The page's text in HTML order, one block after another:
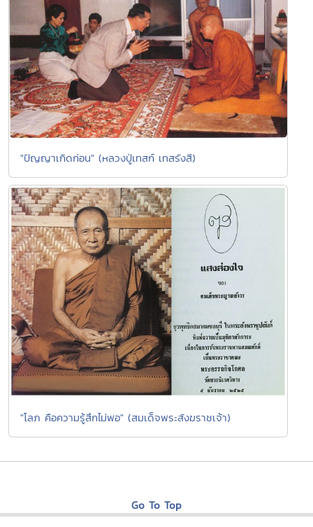
"ปัญญาเกิดก่อน" (หลวงปู่เทสก์ เทสรังสี)
"โลภ คือความรู้สึกไม่พอ" (สมเด็จพระสังฆราชเจ้า)
Go To Top